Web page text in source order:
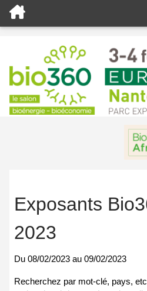
Exposants
2023
Du 08/02/2023 au 09/02/2023